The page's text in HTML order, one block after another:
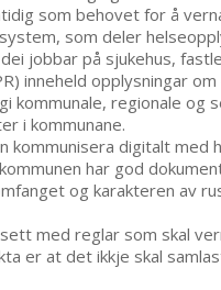
som behovet for å
som deler
jobbar på sjukehus,
inneheld opplysningar
kommunale, regionale
i kommunane.
kommunisera digitalt
har god
og karakteren av
med reglar som skal
er at det ikkje skal